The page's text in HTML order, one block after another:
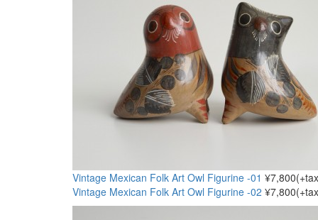
Vintage Mexican Folk Art Owl Figurine -01
Vintage Mexican Folk Art Owl Figurine -02